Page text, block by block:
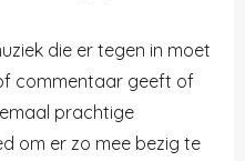
die er tegen in moet
commentaar geeft of
prachtige
om er zo mee bezig te